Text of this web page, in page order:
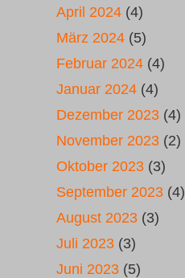
April 2024 (4)
März 2024 (5)
Februar 2024 (4)
Januar 2024 (4)
Dezember 2023 (4)
November 2023 (2)
Oktober 2023 (3)
September 2023 (4)
August 2023 (3)
Juli 2023 (3)
Juni 2023 (5)